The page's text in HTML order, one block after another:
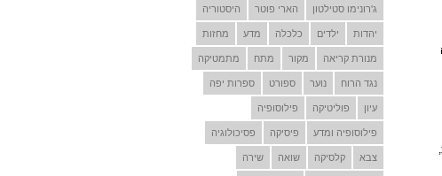
ג'רונימו סטילטון הארי פוטר היסטוריה
יהדות ילדים כלכלה מדע מחזות
מנורת קריאה מקור מתח מתמטיקה
נגד הרוח נוער ספורט ספרות יפה
עיון פוליטיקה פילוסופיה
פילוסופיה ומדע פיסיקה פסיכולוגיה
צבא קלסיקה שואה שירה